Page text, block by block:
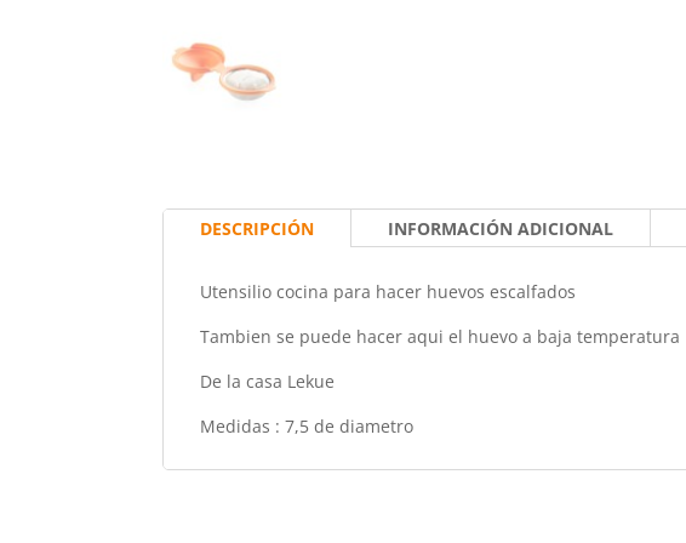
DESCRIPCIÓN INFORMACIÓN ADICIONAL
Utensilio cocina para hacer huevos escalfados
Tambien se puede hacer aqui el huevo a baja temperatura
De la casa Lekue
Medidas : 7,5 de diametro